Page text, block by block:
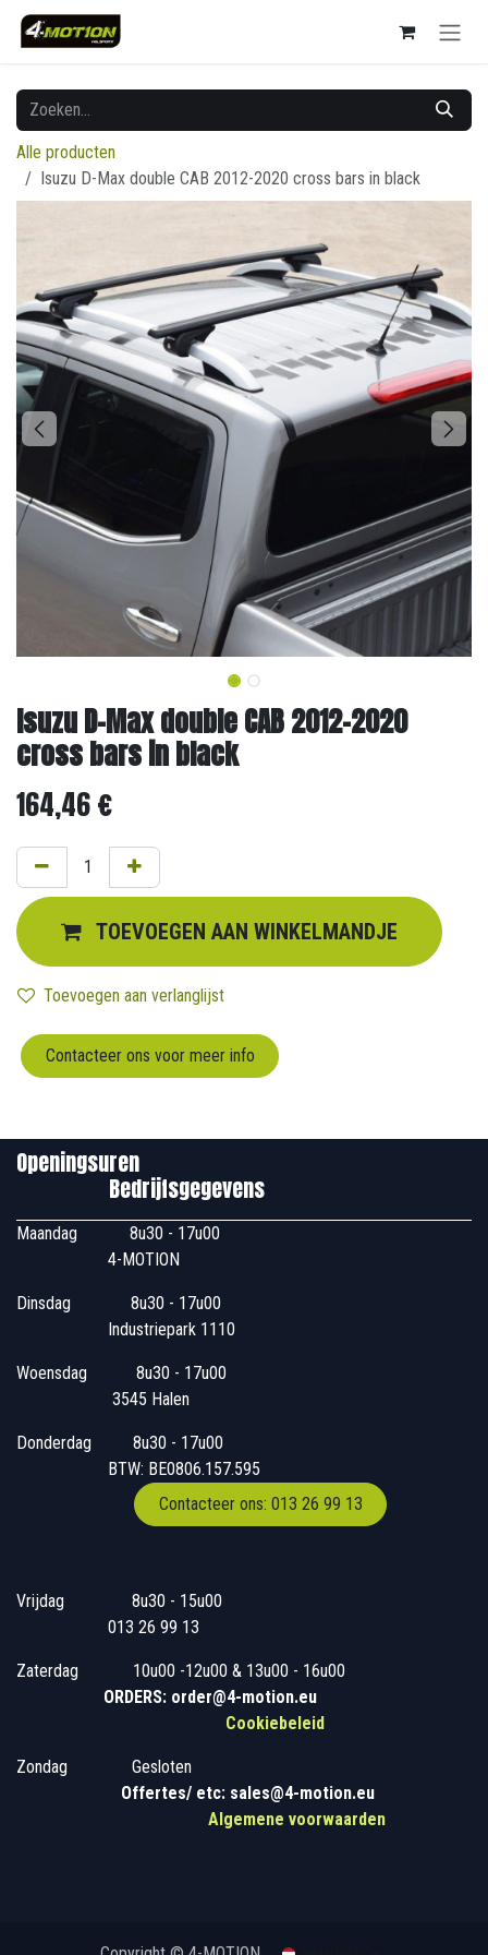
Overslaan naar inhoud
Alle producten
Isuzu D-Max double CAB 2012-2020 cross bars in black
Isuzu D-Max double CAB 2012-2020
cross bars in black
164,46€
TOEVOEGEN AAN WINKELMANDJE
Toevoegen aan verlanglijst
Contacteer ons voor meer info
Openingsuren
Bedrijfsgegevens
Maandag
​8u30 - 17u00
4-MOTION
Dinsdag
​8u30 - 17u00
Industriepark 1110
Woensdag
​​​ 8u30 - 17u00
3545 Halen
Donderdag
​​8u30 - 17u00
BTW: BE0806.157.595
Contacteer ons: 013 26 99 13
Vrijdag
​8u30 - 15u00
013 26 99 13
Zaterdag
​10u00 -12u00 & 13u00 - 16u00
ORDERS: order@4-motion.eu
Cookiebeleid
Zondag
​​Gesloten
Offertes/ etc: sales@4-motion.eu
Algemene voorwaarden